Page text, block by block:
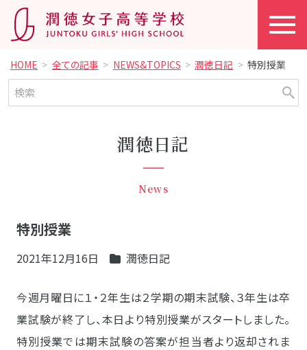
HOME 全ての記事 NEWS&TOPICS 潤徳日記 特別授業
潤徳日記
News
特別授業
2021年12月16日 潤徳日記
今週月曜日に１・２年生は２学期の期末試験、３年生は卒
業試験が終了し、本日より特別授業がスタートしました。
特別授業では期末試験の答案が担当者より返却されま